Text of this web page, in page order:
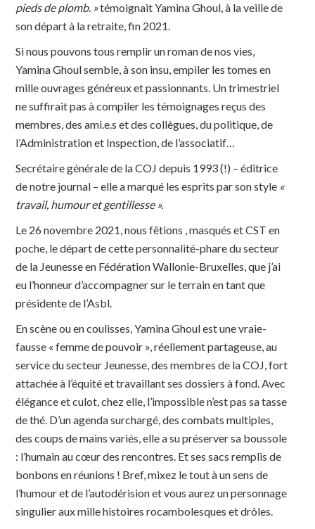
pieds de plomb. »témoignait Yamina Ghoul, à la veille de
son départ à la retraite, fin 2021.
Si nous pouvons tous remplir un roman de nos vies,
Yamina Ghoul semble, à son insu, empiler les tomes en
mille ouvrages généreux et passionnants. Un trimestriel
ne suffirait pas à compiler les témoignages reçus des
membres, des ami.e.s et des collègues, du politique, de
l’Administration et Inspection, de l’associatif…
Secrétaire générale de la COJ depuis 1993 (!) – éditrice
de notre journal – elle a marqué les esprits par son style «
travail, humour et gentillesse ».
Le 26 novembre 2021, nous fêtions , masqués et CST en
poche, le départ de cette personnalité-phare du secteur
de la Jeunesse en Fédération Wallonie-Bruxelles, que j’ai
eu l’honneur d’accompagner sur le terrain en tant que
présidente de l’Asbl.
En scène ou en coulisses, Yamina Ghoul est une vraie-
fausse « femme de pouvoir », réellement partageuse, au
service du secteur Jeunesse, des membres de la COJ, fort
attachée à l’équité et travaillant ses dossiers à fond. Avec
élégance et culot, chez elle, l’impossible n’est pas sa tasse
de thé. D’un agenda surchargé, des combats multiples,
des coups de mains variés, elle a su préserver sa boussole
: l’humain au cœur des rencontres. Et ses sacs remplis de
bonbons en réunions ! Bref, mixez le tout à un sens de
l’humour et de l’autodérision et vous aurez un personnage
singulier aux mille histoires rocambolesques et drôles.